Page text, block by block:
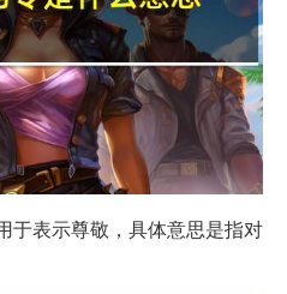
于表示尊敬，具体意思是指对